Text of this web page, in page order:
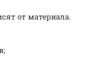
от материала.